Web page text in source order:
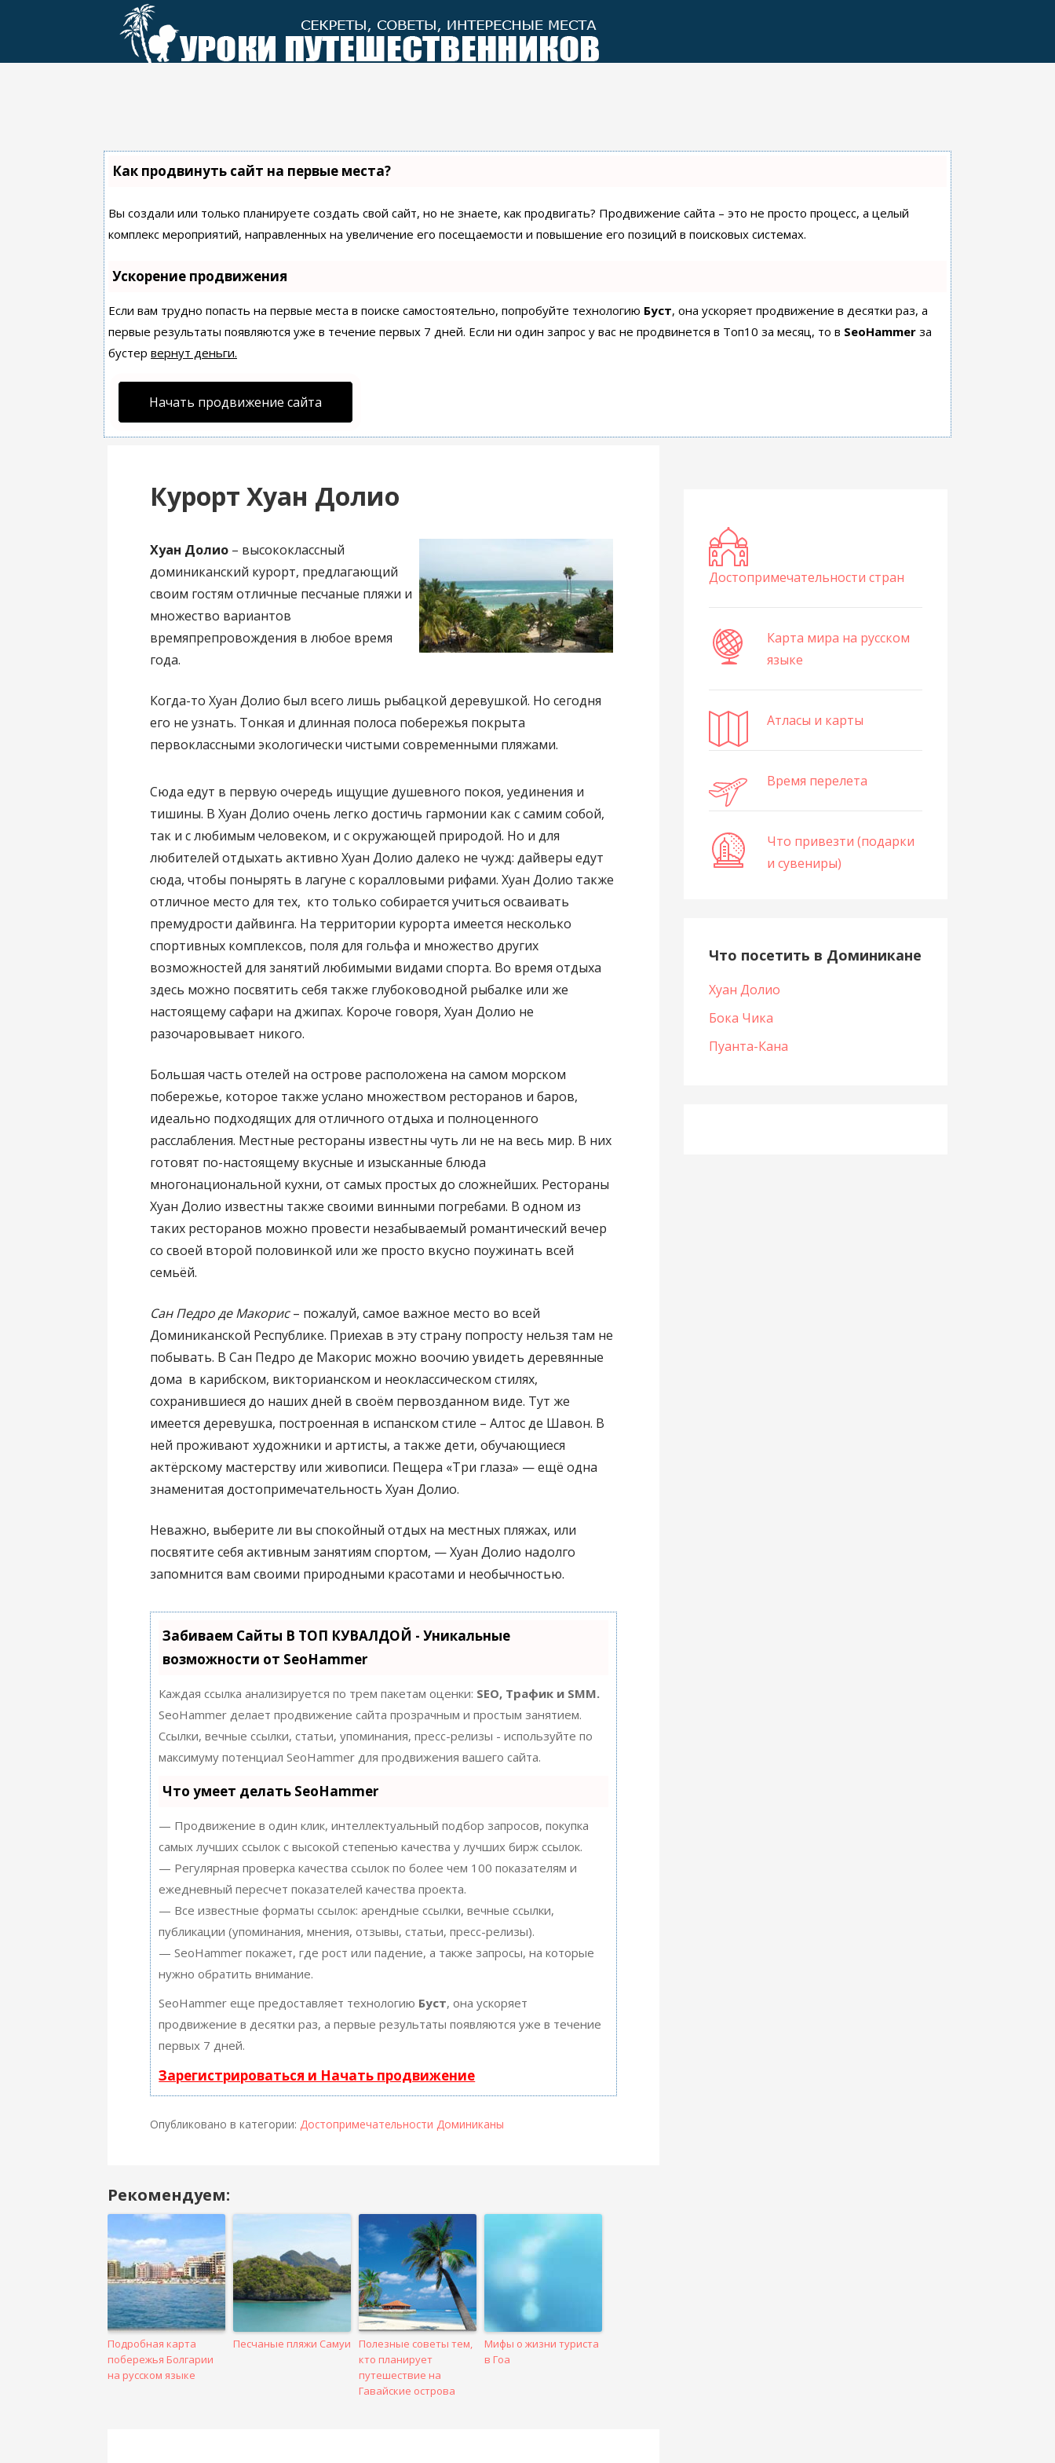
Как продвинуть сайт на первые места?
Вы создали или только планируете создать свой сайт, но не знаете, как продвигать? Продвижение сайта – это не просто процесс, а целый
комплекс мероприятий, направленных на увеличение его посещаемости и повышение его позиций в поисковых системах.
Ускорение продвижения
Если вам трудно попасть на первые места в поиске самостоятельно, попробуйте технологию Буст, она ускоряет продвижение в десятки раз, а
первые результаты появляются уже в течение первых 7 дней. Если ни один запрос у вас не продвинется в Топ10 за месяц, то в SeoHammer за
бустер вернут деньги.
Начать продвижение сайта
Курорт Хуан Долио
Хуан Долио – высококлассный
доминиканский курорт, предлагающий
своим гостям отличные песчаные пляжи и
множество вариантов
времяпрепровождения в любое время
года.
Когда-то Хуан Долио был всего лишь рыбацкой деревушкой. Но сегодня
его не узнать. Тонкая и длинная полоса побережья покрыта
первоклассными экологически чистыми современными пляжами.
Сюда едут в первую очередь ищущие душевного покоя, уединения и
тишины. В Хуан Долио очень легко достичь гармонии как с самим собой,
так и с любимым человеком, и с окружающей природой. Но и для
любителей отдыхать активно Хуан Долио далеко не чужд: дайверы едут
сюда, чтобы понырять в лагуне с коралловыми рифами. Хуан Долио также
отличное место для тех, кто только собирается учиться осваивать
премудрости дайвинга. На территории курорта имеется несколько
спортивных комплексов, поля для гольфа и множество других
возможностей для занятий любимыми видами спорта. Во время отдыха
здесь можно посвятить себя также глубоководной рыбалке или же
настоящему сафари на джипах. Короче говоря, Хуан Долио не
разочаровывает никого.
Большая часть отелей на острове расположена на самом морском
побережье, которое также услано множеством ресторанов и баров,
идеально подходящих для отличного отдыха и полноценного
расслабления. Местные рестораны известны чуть ли не на весь мир. В них
готовят по-настоящему вкусные и изысканные блюда
многонациональной кухни, от самых простых до сложнейших. Рестораны
Хуан Долио известны также своими винными погребами. В одном из
таких ресторанов можно провести незабываемый романтический вечер
со своей второй половинкой или же просто вкусно поужинать всей
семьёй.
Сан Педро де Макорис– пожалуй, самое важное место во всей
Доминиканской Республике. Приехав в эту страну попросту нельзя там не
побывать. В Сан Педро де Макорис можно воочию увидеть деревянные
дома в карибском, викторианском и неоклассическом стилях,
сохранившиеся до наших дней в своём первозданном виде. Тут же
имеется деревушка, построенная в испанском стиле – Алтос де Шавон. В
ней проживают художники и артисты, а также дети, обучающиеся
актёрскому мастерству или живописи. Пещера «Три глаза» — ещё одна
знаменитая достопримечательность Хуан Долио.
Неважно, выберите ли вы спокойный отдых на местных пляжах, или
посвятите себя активным занятиям спортом, — Хуан Долио надолго
запомнится вам своими природными красотами и необычностью.
Забиваем Сайты В ТОП КУВАЛДОЙ - Уникальные
возможности от SeoHammer
Каждая ссылка анализируется по трем пакетам оценки: SEO, Трафик и SMM.
SeoHammer делает продвижение сайта прозрачным и простым занятием.
Ссылки, вечные ссылки, статьи, упоминания, пресс-релизы - используйте по
максимуму потенциал SeoHammer для продвижения вашего сайта.
Что умеет делать SeoHammer
— Продвижение в один клик, интеллектуальный подбор запросов, покупка
самых лучших ссылок с высокой степенью качества у лучших бирж ссылок.
— Регулярная проверка качества ссылок по более чем 100 показателям и
ежедневный пересчет показателей качества проекта.
— Все известные форматы ссылок: арендные ссылки, вечные ссылки,
публикации (упоминания, мнения, отзывы, статьи, пресс-релизы).
— SeoHammer покажет, где рост или падение, а также запросы, на которые
нужно обратить внимание.
SeoHammer еще предоставляет технологию Буст, она ускоряет
продвижение в десятки раз, а первые результаты появляются уже в течение
первых 7 дней.
Зарегистрироваться и Начать продвижение
Опубликовано в категории: Достопримечательности Доминиканы
Навигация
в
посте
Рекомендуем:
Подробная карта
побережья Болгарии
на русском языке
Песчаные пляжи Самуи
Полезные советы тем,
кто планирует
путешествие на
Гавайские острова
Мифы о жизни туриста
в Гоа
Достопримечательности стран
Карта мира на русском
языке
Атласы и карты
Время перелета
Что привезти (подарки
и сувениры)
Что посетить в Доминикане
Хуан Долио
Бока Чика
Пуанта-Кана